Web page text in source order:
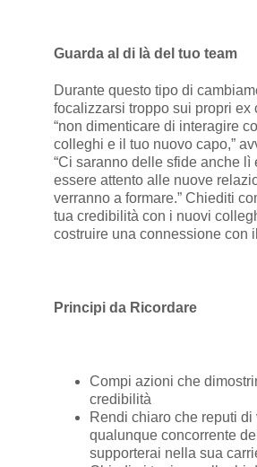
Guarda al di là del tuo team
Durante questo tipo di
focalizzarsi troppo sui propri ex
“non dimenticare di interagire
colleghi e il tuo nuovo capo,”
“Ci saranno delle sfide anche lì
essere attento alle nuove
verranno a formare.” Chiediti
tua credibilità con i nuovi
costruire una connessione con
Principi da Ricordare
Compi azioni che
credibilità
Rendi chiaro che reputi di
qualunque concorrente
supporterai nella sua